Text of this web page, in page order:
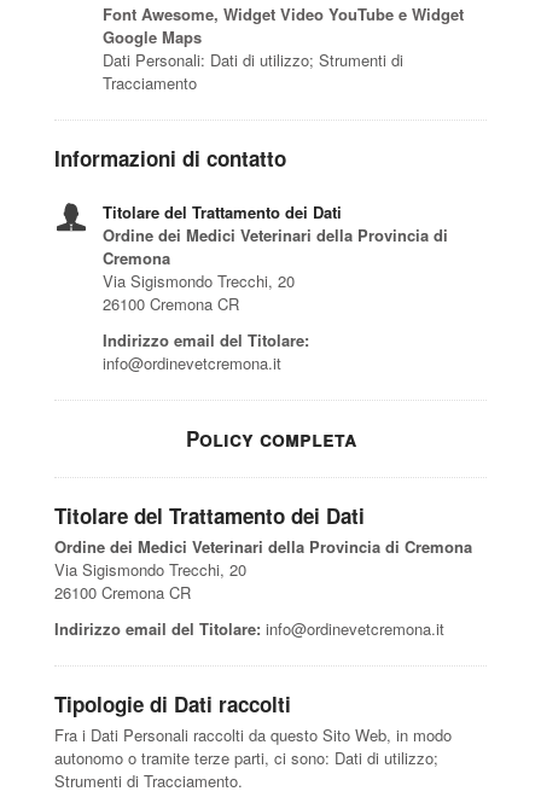
Font Awesome, Widget Video YouTube e Widget
Google Maps
Dati Personali: Dati di utilizzo; Strumenti di
Tracciamento
Informazioni di contatto
Titolare del Trattamento dei Dati
Ordine dei Medici Veterinari della Provincia di
Cremona
Via Sigismondo Trecchi, 20
26100 Cremona CR
Indirizzo email del Titolare:
info@ordinevetcremona.it
Policy completa
Titolare del Trattamento dei Dati
Ordine dei Medici Veterinari della Provincia di Cremona
Via Sigismondo Trecchi, 20
26100 Cremona CR
Indirizzo email del Titolare: info@ordinevetcremona.it
Tipologie di Dati raccolti
Fra i Dati Personali raccolti da questo Sito Web, in modo
autonomo o tramite terze parti, ci sono: Dati di utilizzo;
Strumenti di Tracciamento.